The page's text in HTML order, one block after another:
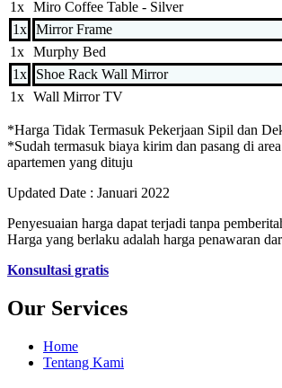
1x Miro Coffee Table - Silver
1x Mirror Frame
1x Murphy Bed
1x
Shoe Rack Wall Mirror
1x Wall Mirror TV
*Harga Tidak Termasuk Pekerjaan Sipil dan
*Sudah termasuk biaya kirim dan pasang di
apartemen yang dituju
Updated Date : Januari 2022
Penyesuaian harga dapat terjadi tanpa
Harga yang berlaku adalah harga penawaran
Konsultasi gratis
Our Services
Home
Tentang Kami